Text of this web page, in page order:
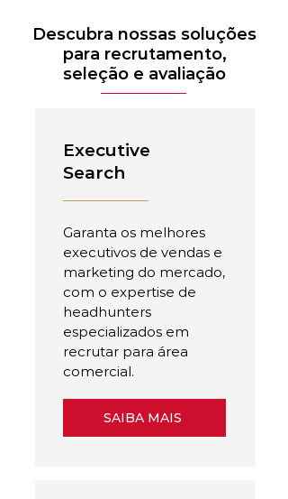
Descubra nossas soluções
para recrutamento,
seleção e avaliação
Executive
Search
Garanta os melhores
executivos de vendas e
marketing do mercado,
com o expertise de
headhunters
especializados em
recrutar para área
comercial.
SAIBA MAIS